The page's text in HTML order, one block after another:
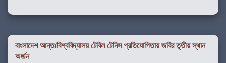
বাংলাদেশ আন্তঃবিশ্ববিদ্যালয় টেবিল টেনিস প্রতিযোগিতায় জবির তৃতীয় স্থান
অর্জন